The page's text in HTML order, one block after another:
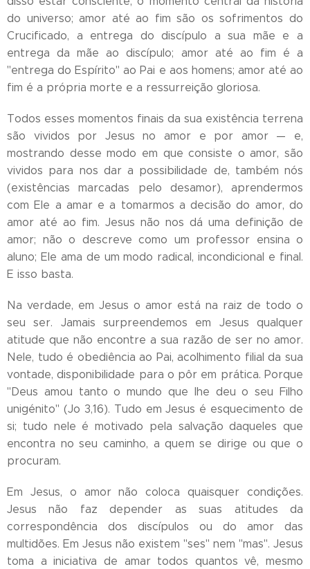
do universo; amor até ao fim são os sofrimentos do
Crucificado, a entrega do discípulo a sua mãe e a
entrega da mãe ao discípulo; amor até ao fim é a
"entrega do Espírito" ao Pai e aos homens; amor até ao
fim é a própria morte e a ressurreição gloriosa.
Todos esses momentos finais da sua existência terrena
são vividos por Jesus no amor e por amor — e,
mostrando desse modo em que consiste o amor, são
vividos para nos dar a possibilidade de, também nós
(existências marcadas pelo desamor), aprendermos
com Ele a amar e a tomarmos a decisão do amor, do
amor até ao fim. Jesus não nos dá uma definição de
amor; não o descreve como um professor ensina o
aluno; Ele ama de um modo radical, incondicional e final.
E isso basta.
Na verdade, em Jesus o amor está na raiz de todo o
seu ser. Jamais surpreendemos em Jesus qualquer
atitude que não encontre a sua razão de ser no amor.
Nele, tudo é obediência ao Pai, acolhimento filial da sua
vontade, disponibilidade para o pôr em prática. Porque
"Deus amou tanto o mundo que lhe deu o seu Filho
unigénito" (Jo 3,16). Tudo em Jesus é esquecimento de
si; tudo nele é motivado pela salvação daqueles que
encontra no seu caminho, a quem se dirige ou que o
procuram.
Em Jesus, o amor não coloca quaisquer condições.
Jesus não faz depender as suas atitudes da
correspondência dos discípulos ou do amor das
multidões. Em Jesus não existem "ses" nem "mas". Jesus
toma a iniciativa de amar todos quantos vê, mesmo